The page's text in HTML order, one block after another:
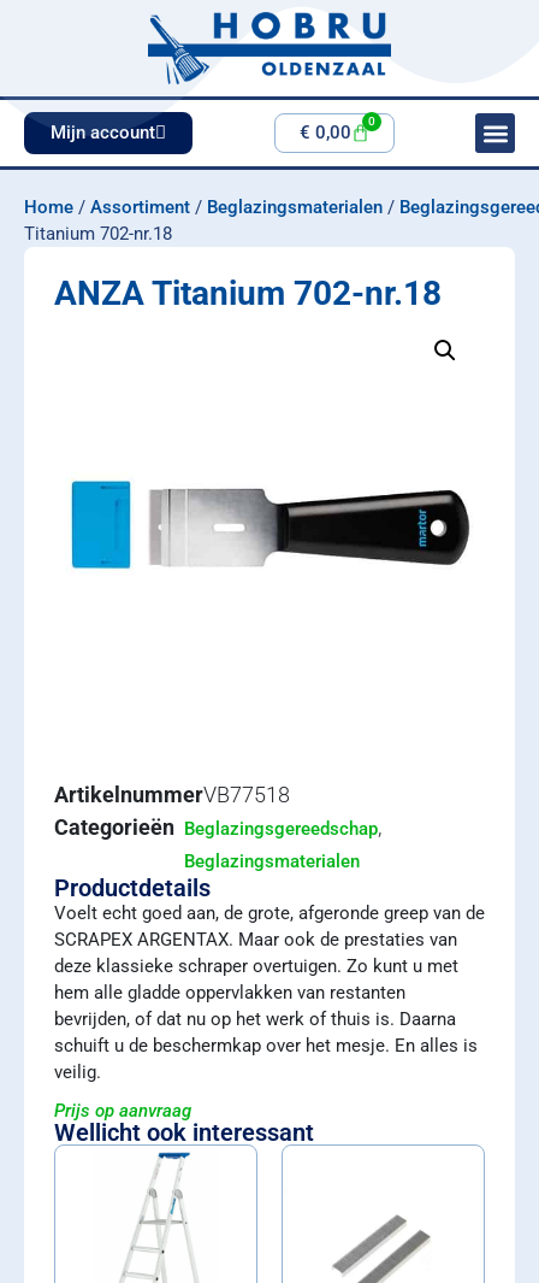
Mijn account € 0,00
0
Home / Assortiment / Beglazingsmaterialen /
Titanium 702-nr.18
ANZA Titanium 702-nr.18
ArtikelnummerVB77518
Categorieën Beglazingsgereedschap,
Beglazingsmaterialen
Productdetails
Voelt echt goed aan, de grote, afgeronde greep van de
SCRAPEX ARGENTAX. Maar ook de prestaties van
deze klassieke schraper overtuigen. Zo kunt u met
hem alle gladde oppervlakken van restanten
bevrijden, of dat nu op het werk of thuis is. Daarna
schuift u de beschermkap over het mesje. En alles is
veilig.
Prijs op aanvraag
Wellicht ook interessant